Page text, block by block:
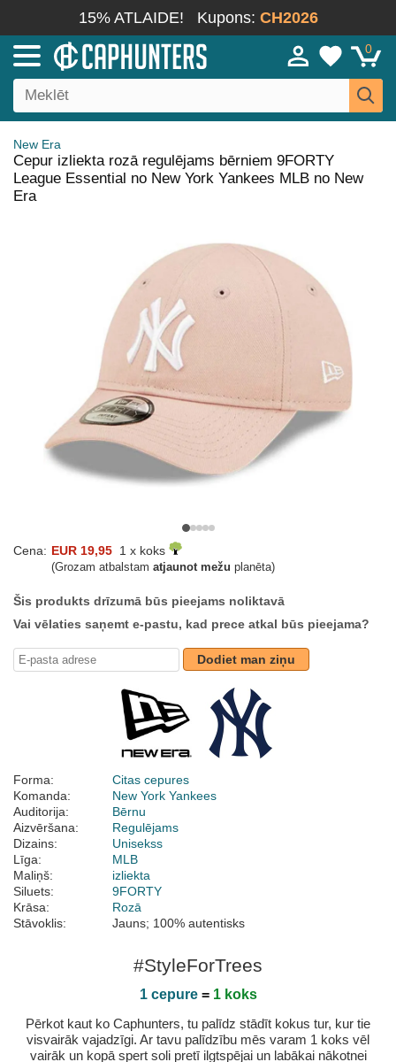
15% ATLAIDE! Kupons: CH2026
0
New Era
Cepur izliekta rozā regulējams bērniem 9FORTY
League Essential no New York Yankees MLB no New
Era
Cena: EUR 19,95 1 x koks
(Grozam atbalstam atjaunot mežu planēta)
Šis produkts drīzumā būs pieejams noliktavā
Vai vēlaties saņemt e-pastu, kad prece atkal būs pieejama?
Dodiet man ziņu
Forma:
Citas cepures
Komanda:
New York Yankees
Auditorija:
Bērnu
Aizvēršana:
Regulējams
Dizains:
Unisekss
Līga:
MLB
Maliņš:
izliekta
Siluets:
9FORTY
Krāsa:
Rozā
Stāvoklis:
Jauns; 100% autentisks
#StyleForTrees
1 cepure= 1 koks
Pērkot kaut ko Caphunters, tu palīdz stādīt kokus tur, kur tie
visvairāk vajadzīgi. Ar tavu palīdzību mēs varam 1 koks vēl
vairāk un kopā spert soli pretī ilgtspējai un labākai nākotnei